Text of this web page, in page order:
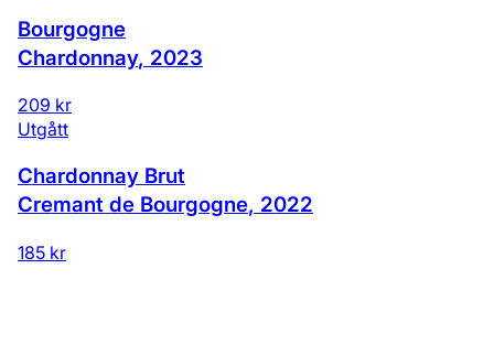
Bourgogne
Chardonnay, 2023
209 kr
Utgått
Chardonnay Brut
Cremant de Bourgogne, 2022
185 kr